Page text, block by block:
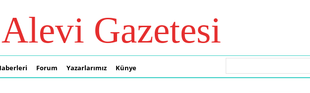
Alevi Gazetesi
Forum Yazarlarımız Künye